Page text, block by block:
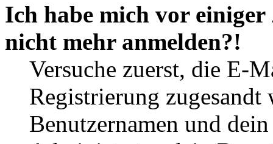
Ich habe mich vor
nicht mehr anmelden?!
Versuche zuerst, die E-
Registrierung
Benutzernamen und